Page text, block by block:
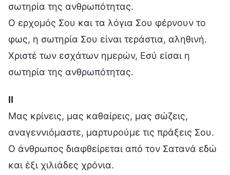
σωτηρία της ανθρωπότητας.
Ο ερχομός Σου και τα λόγια Σου φέρνουν το
φως, η σωτηρία Σου είναι τεράστια, αληθινή.
Χριστέ των εσχάτων ημερών, Εσύ είσαι η
σωτηρία της ανθρωπότητας.
Ⅱ
Μας κρίνεις, μας καθαίρεις, μας σώζεις,
αναγεννιόμαστε, μαρτυρούμε τις πράξεις Σου.
Ο άνθρωπος διαφθείρεται από τον Σατανά εδώ
και έξι χιλιάδες χρόνια.